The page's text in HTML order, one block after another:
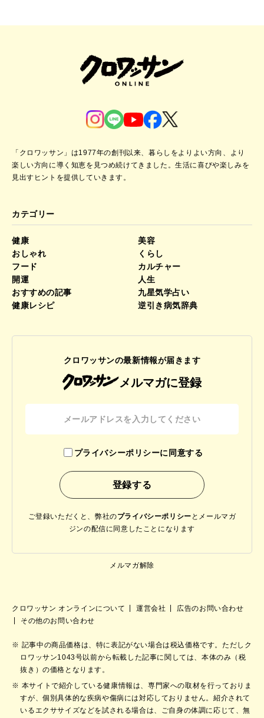
「クロワッサン」は1977年の創刊以来、暮らしをよりよい方向、より
楽しい方向に導く知恵を見つめ続けてきました。生活に喜びや楽しみを
見出すヒントを提供していきます。
カテゴリー
健康
美容
おしゃれ
くらし
フード
カルチャー
開運
人生
おすすめの記事
九星気学占い
健康レシピ
逆引き病気辞典
クロワッサンの最新情報が届きます
メルマガに登録
プライバシーポリシーに同意する
ご登録いただくと、弊社のプライバシーポリシー と メールマガ
ジンの配信に同意したことになります
メルマガ解除
クロワッサン オンラインについて 運営会社
広告のお問い合わせ
その他のお問い合わせ
記事中の商品価格は、特に表記がない場合は税込価格です。ただしク
ロワッサン1043号以前から転載した記事に関しては、本体のみ（税
抜き）の価格となります。
本サイトで紹介している健康情報は、専門家への取材を行っておりま
すが、個別具体的な疾病や傷病には対応しておりません。紹介されて
いるエクササイズなどを試される場合は、ご自身の体調に応じて、無